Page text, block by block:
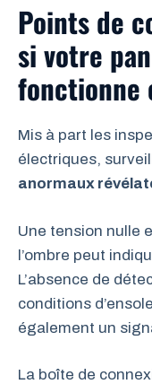
Points de
si votre
fonctionne
Mis à part les
électriques,
anormaux
Une tension nulle
l’ombre peut
L’absence de
conditions
également un
La boîte de